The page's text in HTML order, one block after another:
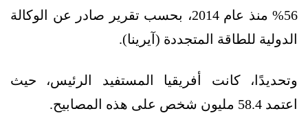
56% منذ عام 2014، بحسب تقرير صادر عن الوكالة
الدولية للطاقة المتجددة (آيرينا).
وتحديدًا، كانت أفريقيا المستفيد الرئيس، حيث
اعتمد 58.4 مليون شخص على هذه المصابيح.